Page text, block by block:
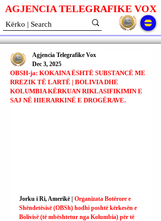
AGJENCIA TELEGRAFIKE VOX
OBSH-ja: KOKAINA ËSHTË SUBSTANCË ME
RREZIK TË LARTË | BOLIVIA DHE
KOLUMBIA KËRKUAN RIKLASIFIKIMIN E
SAJ NË HIERARKINË E DROGËRAVE.
Agjencia Telegrafike Vox
Dec 3, 2025
Jorku i Ri, Amerikë | Organizata Botërore e
Shëndetësisë (OBSh) hodhi poshtë kërkesën e
Bolivisë (të mbështetur nga Kolumbia) për të